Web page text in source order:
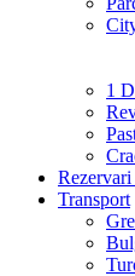
1
Transport